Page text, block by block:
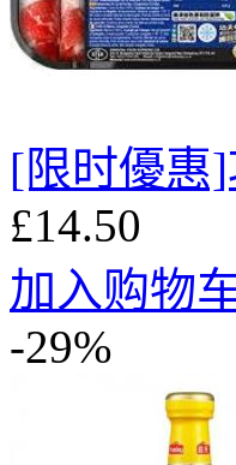
[限时優惠]
£14.50
加入购物
-29%